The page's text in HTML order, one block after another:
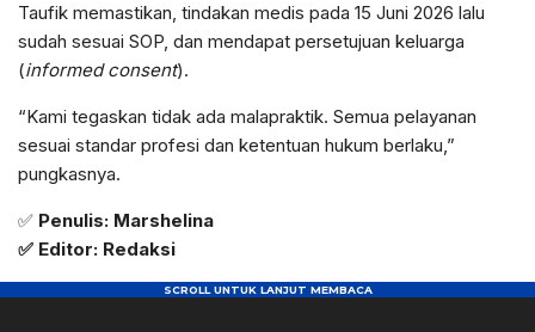
Taufik memastikan, tindakan medis pada 15 Juni 2026 lalu
sudah sesuai SOP, dan mendapat persetujuan keluarga
(informed consent).
“Kami tegaskan tidak ada malapraktik. Semua pelayanan
sesuai standar profesi dan ketentuan hukum berlaku,”
pungkasnya.
✅ Penulis: Marshelina
✅ Editor: Redaksi